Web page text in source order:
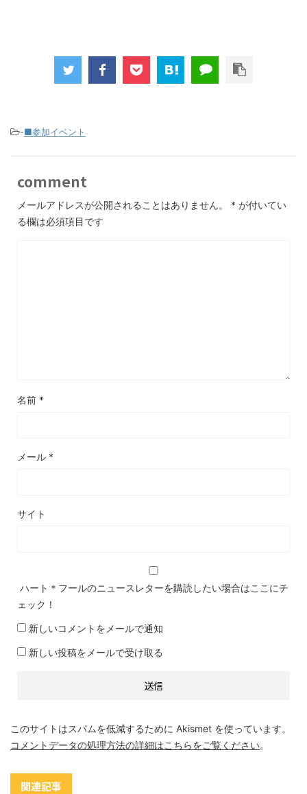
-■参加イベント
comment
メールアドレスが公開されることはありません。 * が付いてい
る欄は必須項目です
名前 *
メール *
サイト
ハート＊フールのニュースレターを購読したい場合はここにチ
ェック！
新しいコメントをメールで通知
新しい投稿をメールで受け取る
このサイトはスパムを低減するために Akismet を使っています。
コメントデータの処理方法の詳細はこちらをご覧ください。
関連記事